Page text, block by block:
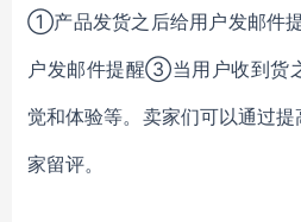
①产品发货之后给用户发邮件
户发邮件提醒③当用户收到货
觉和体验等。卖家们可以通过
家留评。